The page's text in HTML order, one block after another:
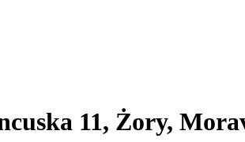
11, Żory,